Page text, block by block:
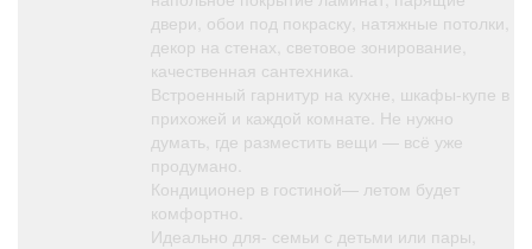
двери, обои под покраску, натяжные потолки,
декор на стенах, световое зонирование,
качественная сантехника.
Встроенный гарнитур на кухне, шкафы-купе в
прихожей и каждой комнате. Не нужно
думать, где разместить вещи — всё уже
продумано.
Кондиционер в гостиной— летом будет
комфортно.
Идеально для- семьи с детьми или пары,